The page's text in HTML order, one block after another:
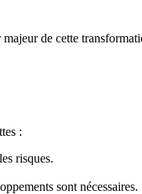
de cette
:
risques.
sont nécessaires.